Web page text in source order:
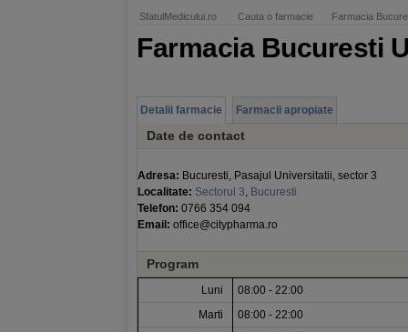
SfatulMedicului.ro Cauta o farmacie Farmacia
Farmacia Bucuresti
Detalii farmacie Farmacii apropiate
Date de contact
Adresa: Bucuresti, Pasajul Universitatii, sector 3
Localitate: Sectorul 3, Bucuresti
Telefon: 0766 354 094
Email: office@citypharma.ro
Program
Luni
08:00 - 22:00
Marti
08:00 - 22:00